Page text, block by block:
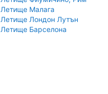
Летище Малага
Летище Лондон Лутън
Летище Барселона